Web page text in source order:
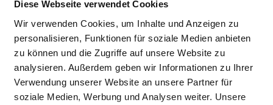
Diese Webseite verwendet Cookies
Wir verwenden Cookies, um Inhalte und Anzeigen zu
personalisieren, Funktionen für soziale Medien anbieten
zu können und die Zugriffe auf unsere Website zu
analysieren. Außerdem geben wir Informationen zu Ihrer
Verwendung unserer Website an unsere Partner für
soziale Medien, Werbung und Analysen weiter. Unsere
KLINIK FÜR ALLGEMEIN-, VISZERAL UND
ONKOLOGISCHE CHIRURGIE -
ZERTIFIZIERTES
VISZERALONKOLOGISCHES ZENTRUM
MIT DARMKREBSZENTRUM UND
PANKREASZENTRUM